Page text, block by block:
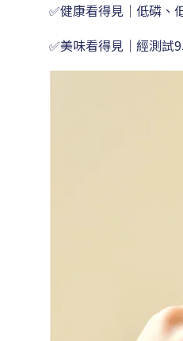
✅健康看得見｜低磷、
✅美味看得見｜經測試